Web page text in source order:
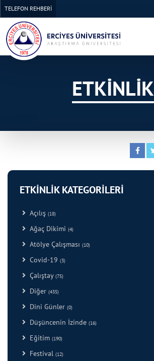
TELEFON REHBERİ
ETKİNLİK
ETKİNLİK KATEGORİLERİ
Açılış (18)
Ağaç Dikimi (4)
Atölye Çalışması (10)
Covid-19 (3)
Çalıştay (75)
Diğer (435)
Dini Günler (0)
Düşüncenin İzinde (16)
Eğitim (190)
Festival (12)